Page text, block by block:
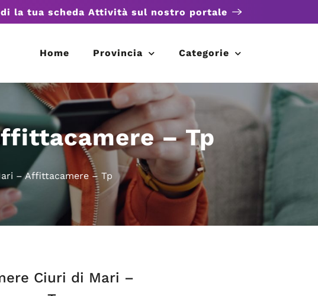
la tua scheda Attività sul nostro portale
Home Provincia Categorie
– Tp
– Affittacamere – Tp
Ciuri di Mari –